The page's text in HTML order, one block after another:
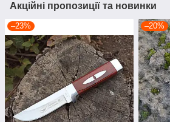
Акційні пропозиції та новинки
–23% –20%